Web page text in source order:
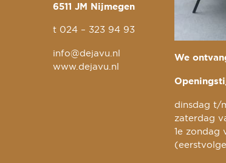
6511 JM Nijmegen
t 024 – 323 94 93
info@dejavu.nl
www.dejavu.nl
We
dinsdag t/
zaterdag
1e zondag